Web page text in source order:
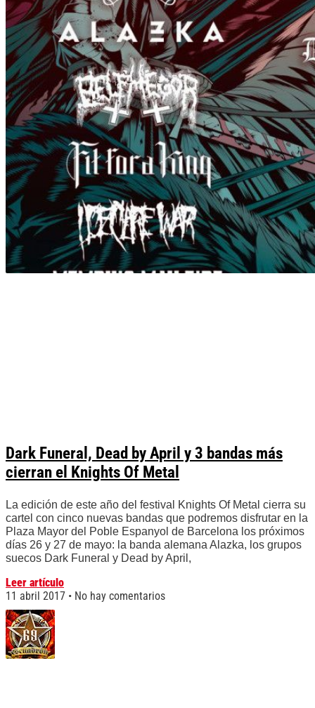
Dark Funeral, Dead by April y 3 bandas más
cierran el Knights Of Metal
La edición de este año del festival Knights Of Metal cierra su
cartel con cinco nuevas bandas que podremos disfrutar en la
Plaza Mayor del Poble Espanyol de Barcelona los próximos
días 26 y 27 de mayo: la banda alemana Alazka, los grupos
suecos Dark Funeral y Dead by April,
Leer artículo
11 abril 2017
No hay comentarios